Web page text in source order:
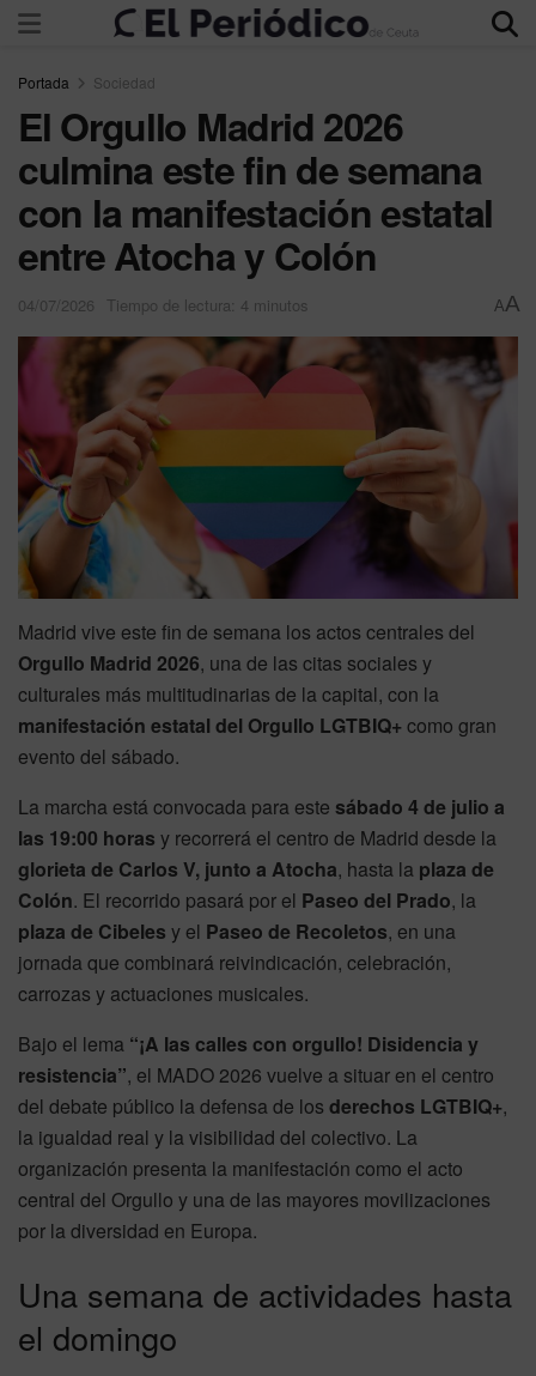
Portada Sociedad
El Orgullo Madrid 2026
culmina este fin de semana
con la manifestación estatal
entre Atocha y Colón
04/07/2026 Tiempo de lectura: 4 minutos AA
Madrid vive este fin de semana los actos centrales del
Orgullo Madrid 2026, una de las citas sociales y
culturales más multitudinarias de la capital, con la
manifestación estatal del Orgullo LGTBIQ+ como gran
evento del sábado.
La marcha está convocada para este sábado 4 de julio a
las 19:00 horas y recorrerá el centro de Madrid desde la
glorieta de Carlos V, junto a Atocha, hasta la plaza de
Colón. El recorrido pasará por el Paseo del Prado, la
plaza de Cibeles y el Paseo de Recoletos, en una
jornada que combinará reivindicación, celebración,
carrozas y actuaciones musicales.
Bajo el lema “¡A las calles con orgullo! Disidencia y
resistencia”, el MADO 2026 vuelve a situar en el centro
del debate público la defensa de los derechos LGTBIQ+,
la igualdad real y la visibilidad del colectivo. La
organización presenta la manifestación como el acto
central del Orgullo y una de las mayores movilizaciones
por la diversidad en Europa.
Una semana de actividades hasta
el domingo